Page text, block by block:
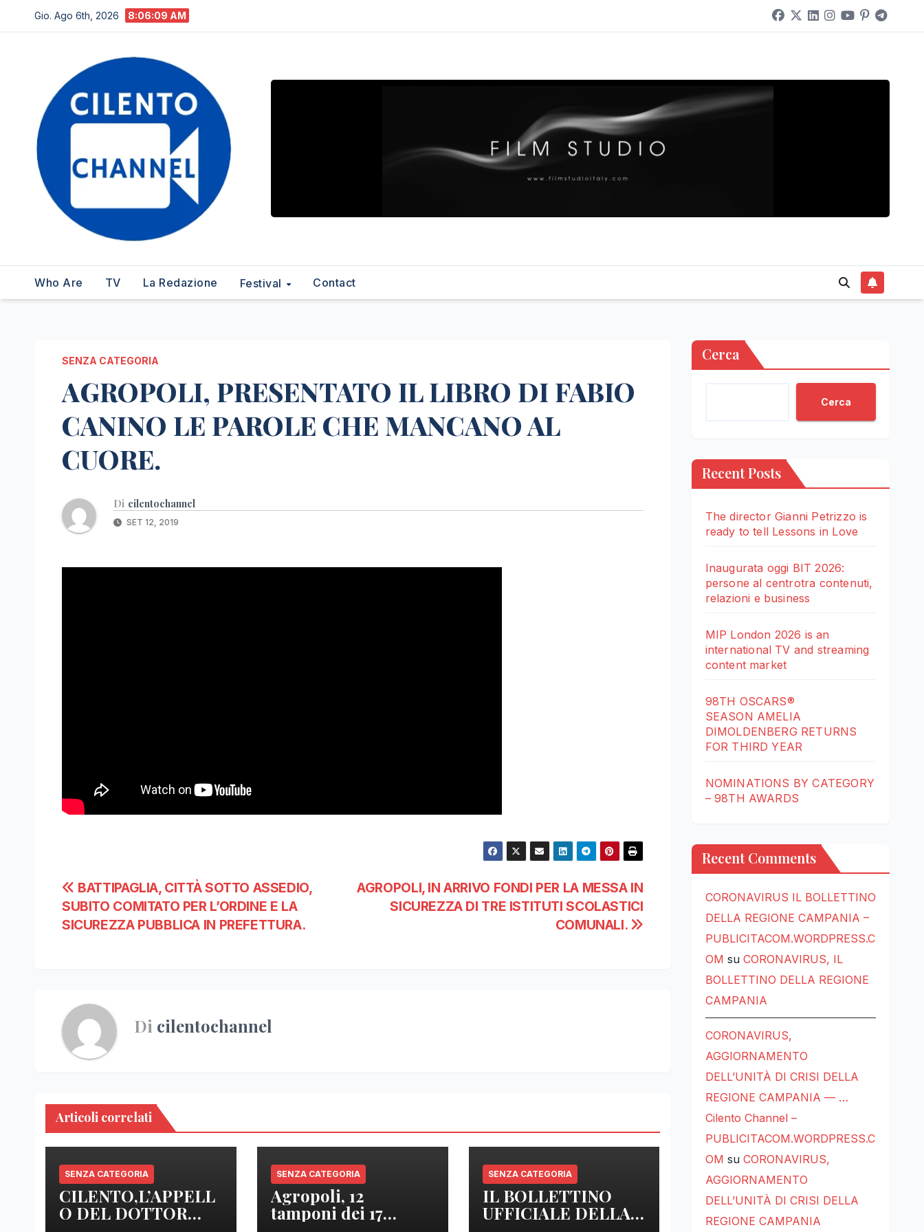
al
Gio. Ago 6th, 2026 8:06:10 AM
Who Are TV La Redazione Festival Contact
SENZA CATEGORIA
AGROPOLI, PRESENTATO IL LIBRO DI FABIO
CANINO LE PAROLE CHE MANCANO AL
CUORE.
Di cilentochannel
SET 12, 2019
Navigazione
articoli
AGROPOLI, IN ARRIVO FONDI PER LA MESSA IN
SICUREZZA DI TRE ISTITUTI SCOLASTICI
COMUNALI.
BATTIPAGLIA, CITTÀ SOTTO ASSEDIO,
SUBITO COMITATO PER L’ORDINE E LA
SICUREZZA PUBBLICA IN PREFETTURA.
Di cilentochannel
Articoli correlati
SENZA CATEGORIA
CILENTO,L’APPELL
O DEL DOTTOR
SENZA CATEGORIA
Agropoli, 12
tamponi dei 17
SENZA CATEGORIA
IL BOLLETTINO
UFFICIALE DELLA
Cerca
Cerca
Recent Posts
The director Gianni Petrizzo is
ready to tell Lessons in Love
Inaugurata oggi BIT 2026:
persone al centrotra contenuti,
relazioni e business
MIP London 2026 is an
international TV and streaming
content market
98TH OSCARS®
SEASON AMELIA
DIMOLDENBERG RETURNS
FOR THIRD YEAR
NOMINATIONS BY CATEGORY
– 98TH AWARDS
Recent Comments
CORONAVIRUS IL BOLLETTINO
DELLA REGIONE CAMPANIA –
PUBLICITACOM.WORDPRESS.C
OM su CORONAVIRUS, IL
BOLLETTINO DELLA REGIONE
CAMPANIA
CORONAVIRUS,
AGGIORNAMENTO
DELL’UNITÀ DI CRISI DELLA
REGIONE CAMPANIA — …
Cilento Channel –
PUBLICITACOM.WORDPRESS.C
OM su CORONAVIRUS,
AGGIORNAMENTO
DELL’UNITÀ DI CRISI DELLA
REGIONE CAMPANIA